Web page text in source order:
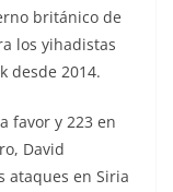
británico de
los yihadistas
desde 2014.
favor y 223 en
David
ataques en Siria